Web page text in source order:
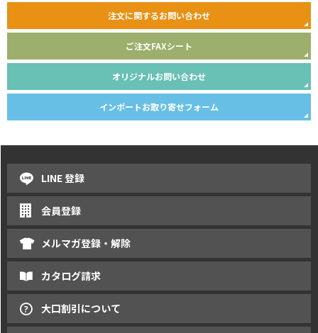
注文に関するお問い合わせ
ご注文FAXシート
オリジナルお問い合わせ
インポートお取り寄せフォーム
LINE 登録
会員登録
メルマガ登録・解除
カタログ請求
大口割引について